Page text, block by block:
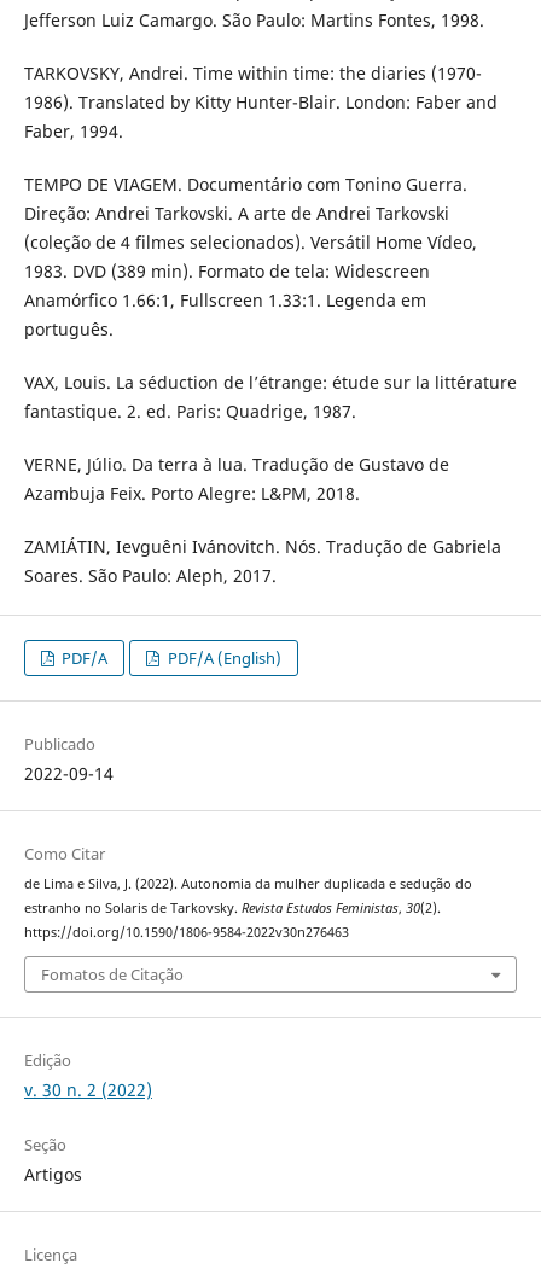
Jefferson Luiz Camargo. São Paulo: Martins Fontes, 1998.
TARKOVSKY, Andrei. Time within time: the diaries (1970-
1986). Translated by Kitty Hunter-Blair. London: Faber and
Faber, 1994.
TEMPO DE VIAGEM. Documentário com Tonino Guerra.
Direção: Andrei Tarkovski. A arte de Andrei Tarkovski
(coleção de 4 filmes selecionados). Versátil Home Vídeo,
1983. DVD (389 min). Formato de tela: Widescreen
Anamórfico 1.66:1, Fullscreen 1.33:1. Legenda em
português.
VAX, Louis. La séduction de l’étrange: étude sur la littérature
fantastique. 2. ed. Paris: Quadrige, 1987.
VERNE, Júlio. Da terra à lua. Tradução de Gustavo de
Azambuja Feix. Porto Alegre: L&PM, 2018.
ZAMIÁTIN, Ievguêni Ivánovitch. Nós. Tradução de Gabriela
Soares. São Paulo: Aleph, 2017.
PDF/A PDF/A (English)
Publicado
2022-09-14
Como Citar
de Lima e Silva, J. (2022). Autonomia da mulher duplicada e sedução do
estranho no Solaris de Tarkovsky. Revista Estudos Feministas, 30(2).
https://doi.org/10.1590/1806-9584-2022v30n276463
Fomatos de Citação
Edição
v. 30 n. 2 (2022)
Seção
Artigos
Licença